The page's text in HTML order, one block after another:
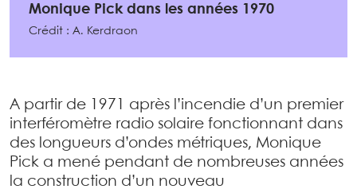
Monique Pick dans les années 1970
Crédit : A. Kerdraon
A partir de 1971 après l’incendie d’un premier
interféromètre radio solaire fonctionnant dans
des longueurs d’ondes métriques, Monique
Pick a mené pendant de nombreuses années
la construction d’un nouveau